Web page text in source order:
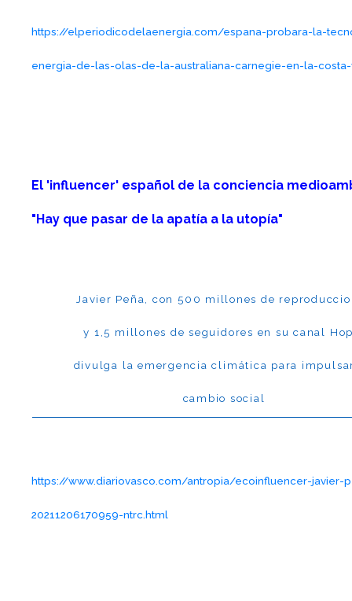
https://elperiodicodelaenergia.com/espana-probara-la-
energia-de-las-olas-de-la-australiana-carnegie-en-la-
El 'influencer' español de la conciencia
"Hay que pasar de la apatía a la utopía"
Javier Peña, con 500 millones de
y 1,5 millones de seguidores en su canal
divulga la emergencia climática para
cambio social
https://www.diariovasco.com/antropia/ecoinfluencer-javier-
20211206170959-ntrc.html